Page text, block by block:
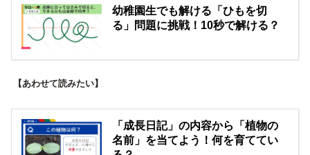
幼稚園生でも解ける「ひもを切
る」問題に挑戦！10秒で解ける？
【あわせて読みたい】
「成長日記」の内容から「植物の
名前」を当てよう！何を育ててい